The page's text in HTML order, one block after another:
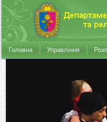
Головна Управління